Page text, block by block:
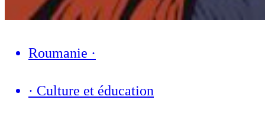
Roumanie ·
· Culture et éducation